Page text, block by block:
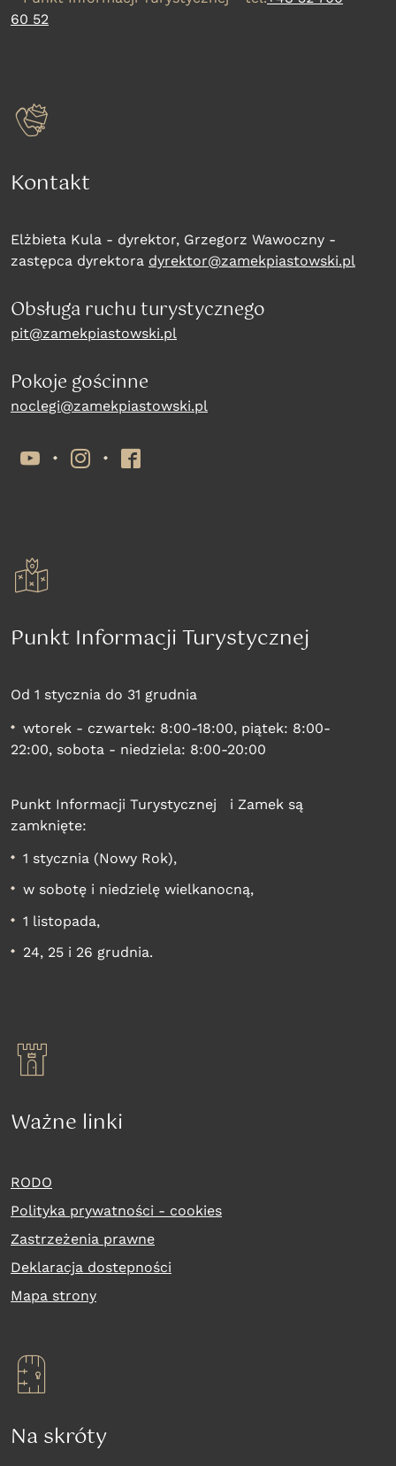
60 52
Kontakt
Elżbieta Kula - dyrektor, Grzegorz Wawoczny -
zastępca dyrektora dyrektor@zamekpiastowski.pl
Obsługa ruchu turystycznego
pit@zamekpiastowski.pl
Pokoje gościnne
noclegi@zamekpiastowski.pl
YouTubeInstagramFacebook
Punkt Informacji Turystycznej
Od 1 stycznia do 31 grudnia
wtorek - czwartek: 8:00-18:00, piątek: 8:00-
22:00, sobota - niedziela: 8:00-20:00
Punkt Informacji Turystycznej i Zamek są
zamknięte:
1 stycznia (Nowy Rok),
w sobotę i niedzielę wielkanocną,
1 listopada,
24, 25 i 26 grudnia.
Ważne linki
RODO
Polityka prywatności - cookies
Zastrzeżenia prawne
Deklaracja dostepności
Mapa strony
Na skróty